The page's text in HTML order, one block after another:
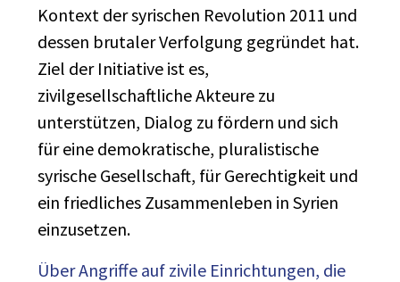
Kontext der syrischen Revolution 2011 und
dessen brutaler Verfolgung gegründet hat.
Ziel der Initiative ist es,
zivilgesellschaftliche Akteure zu
unterstützen, Dialog zu fördern und sich
für eine demokratische, pluralistische
syrische Gesellschaft, für Gerechtigkeit und
ein friedliches Zusammenleben in Syrien
einzusetzen.
Über Angriffe auf zivile Einrichtungen, die